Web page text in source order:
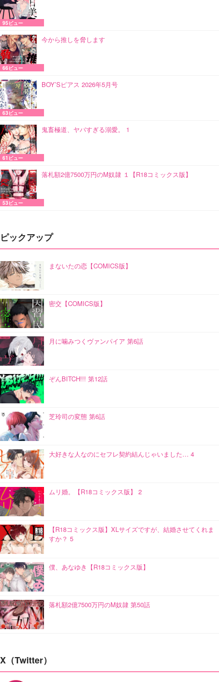
95ビュー
今から推しを脅します
66ビュー
BOY’Sピアス 2026年5月号
63ビュー
鬼畜極道、ヤバすぎる溺愛。 1
61ビュー
落札額2億7500万円のM奴隷 １【R18コミックス版】
53ビュー
ピックアップ
まないたの恋【COMICS版】
密交【COMICS版】
月に噛みつくヴァンパイア 第6話
ぞんBITCH!!! 第12話
芝玲司の変態 第6話
大好きな人なのにセフレ契約結んじゃいました… 4
ムリ婚。【R18コミックス版】 2
【R18コミックス版】XLサイズですが、結婚させてくれま
すか？ 5
僕、あなゆき【R18コミックス版】
落札額2億7500万円のM奴隷 第50話
X（Twitter）